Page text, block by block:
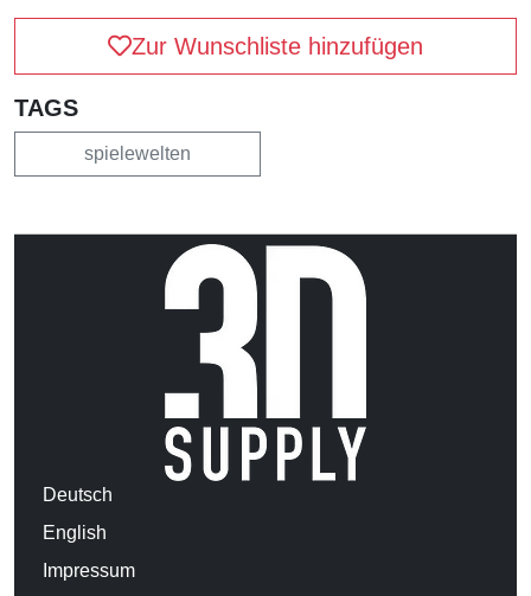
Zur Wunschliste hinzufügen
TAGS
spielewelten
Deutsch
English
Impressum